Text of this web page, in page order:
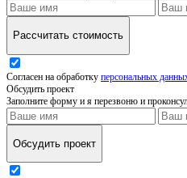
Рассчитать стоимость
Согласен на обработку персональных
Обсудить проект
Заполните форму и я перезвоню и
Обсудить проект